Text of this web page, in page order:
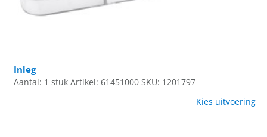
Inleg
Aantal: 1 stuk Artikel: 61451000 SKU: 1201797
Kies uitvoering